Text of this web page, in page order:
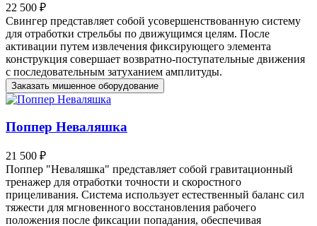
22 500 ₽
Свингер представляет собой усовершенствованную систему
для отработки стрельбы по движущимся целям. После
активации путем извлечения фиксирующего элемента
конструкция совершает возвратно-поступательные движения
с последовательным затуханием амплитуды.
Заказать мишенное оборудование
Поппер Неваляшка
21 500 ₽
Поппер "Неваляшка" представляет собой гравитационный
тренажер для отработки точности и скоростного
прицеливания. Система использует естественный баланс сил
тяжести для мгновенного восстановления рабочего
положения после фиксации попадания, обеспечивая